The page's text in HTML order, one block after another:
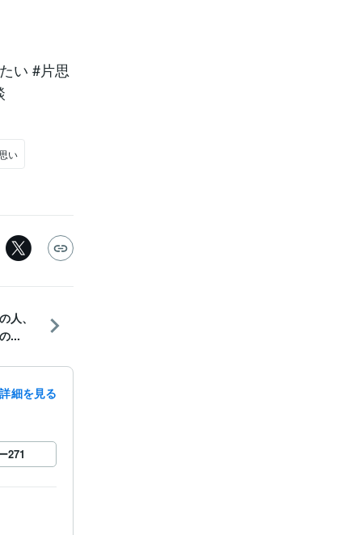
い #片思
い
人、
...
細を見る
271